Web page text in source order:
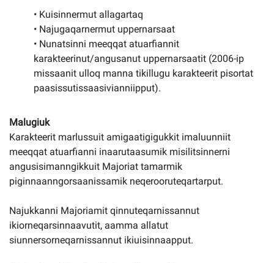
• Kuisinnermut allagartaq
• Najugaqarnermut uppernarsaat
• Nunatsinni meeqqat atuarfiannit
karakteerinut/angusanut uppernarsaatit (2006-ip
missaanit ulloq manna tikillugu karakteerit pisortat
paasissutissaasivianniipput).
Malugiuk
Karakteerit marlussuit amigaatigigukkit imaluunniit
meeqqat atuarfianni inaarutaasumik misilitsinnerni
angusisimanngikkuit Majoriat tamarmik
piginnaanngorsaanissamik neqerooruteqartarput.
Najukkanni Majoriamit qinnuteqarnissannut
ikiorneqarsinnaavutit, aamma allatut
siunnersorneqarnissannut ikiuisinnaapput.